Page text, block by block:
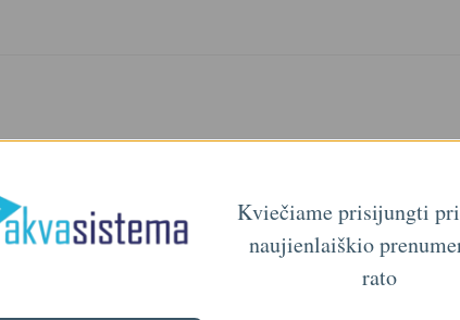
Kviečiame prisijungti
naujienlaiškio
rato